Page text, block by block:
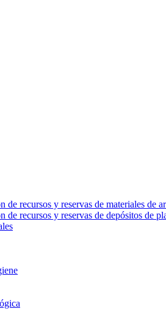
recursos y reservas de materiales de
recursos y reservas de depósitos de